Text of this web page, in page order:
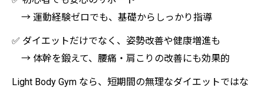
→ 運動経験ゼロでも、基礎からしっかり指導
✅ ダイエットだけでなく、姿勢改善や健康増進も
→ 体幹を鍛えて、腰痛・肩こりの改善にも効果的
Light Body Gym なら、短期間の無理なダイエットではな